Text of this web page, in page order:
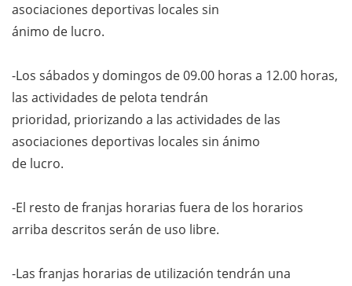
asociaciones deportivas locales sin
ánimo de lucro.
-Los sábados y domingos de 09.00 horas a 12.00 horas,
las actividades de pelota tendrán
prioridad, priorizando a las actividades de las
asociaciones deportivas locales sin ánimo
de lucro.
-El resto de franjas horarias fuera de los horarios
arriba descritos serán de uso libre.
-Las franjas horarias de utilización tendrán una